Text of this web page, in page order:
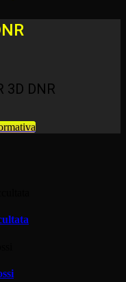
3D DNR